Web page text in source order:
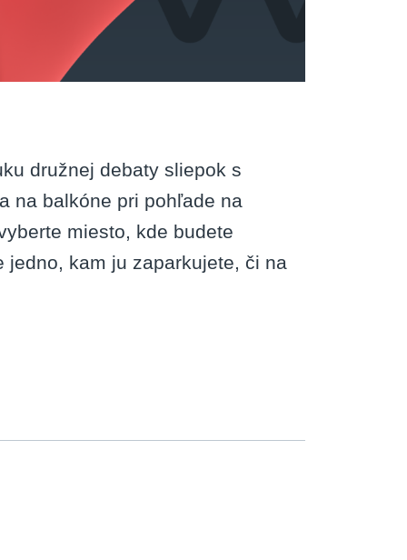
družnej debaty sliepok s
na balkóne pri pohľade na
miesto, kde budete
kam ju zaparkujete, či na